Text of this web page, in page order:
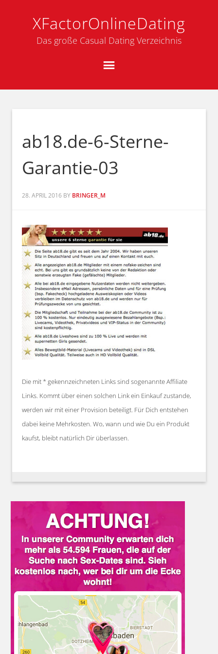
XFactorOnlineDating
Das große Casual Dating Verzeichnis
ab18.de-6-Sterne-
Garantie-03
28. APRIL 2016 BY BRINGER_M
Die mit * gekennzeichneten Links sind sogenannte Affiliate
Links. Kommt über einen solchen Link ein Einkauf zustande,
werden wir mit einer Provision beteiligt. Für Dich entstehen
dabei keine Mehrkosten. Wo, wann und wie Du ein Produkt
kaufst, bleibt natürlich Dir überlassen.